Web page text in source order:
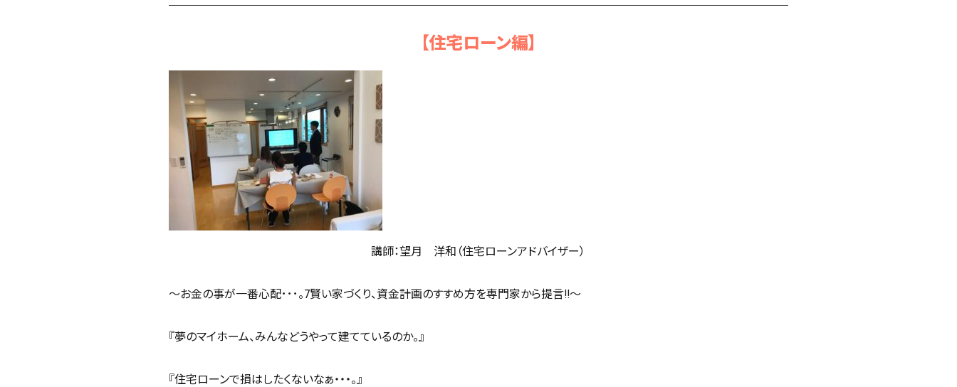
【住宅ローン編】
講師：望月 洋和（住宅ローンアドバイザー）
～お金の事が一番心配･･･。7賢い家づくり、資金計画のすすめ方を専門家から提言!!～
『夢のマイホーム、みんなどうやって建てているのか。』
『住宅ローンで損はしたくないなぁ・・・。』